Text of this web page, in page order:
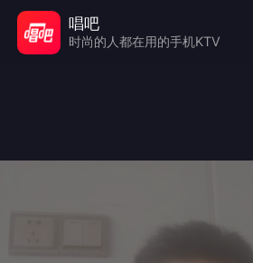
唱吧
时尚的人都在用的手机KTV